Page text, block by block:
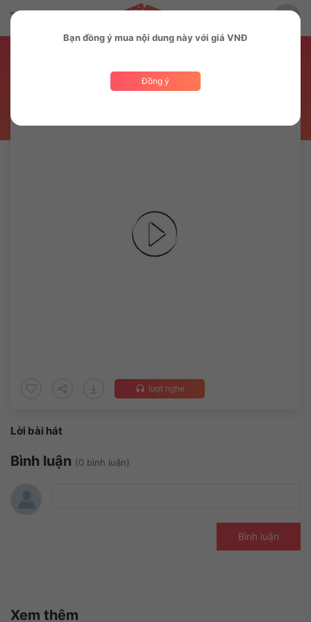
headset lượt nghe
Lời bài hát
Bình luận (0 bình luận)
Bình luận
Xem thêm
Bạn đồng ý mua nội dung này với giá VNĐ